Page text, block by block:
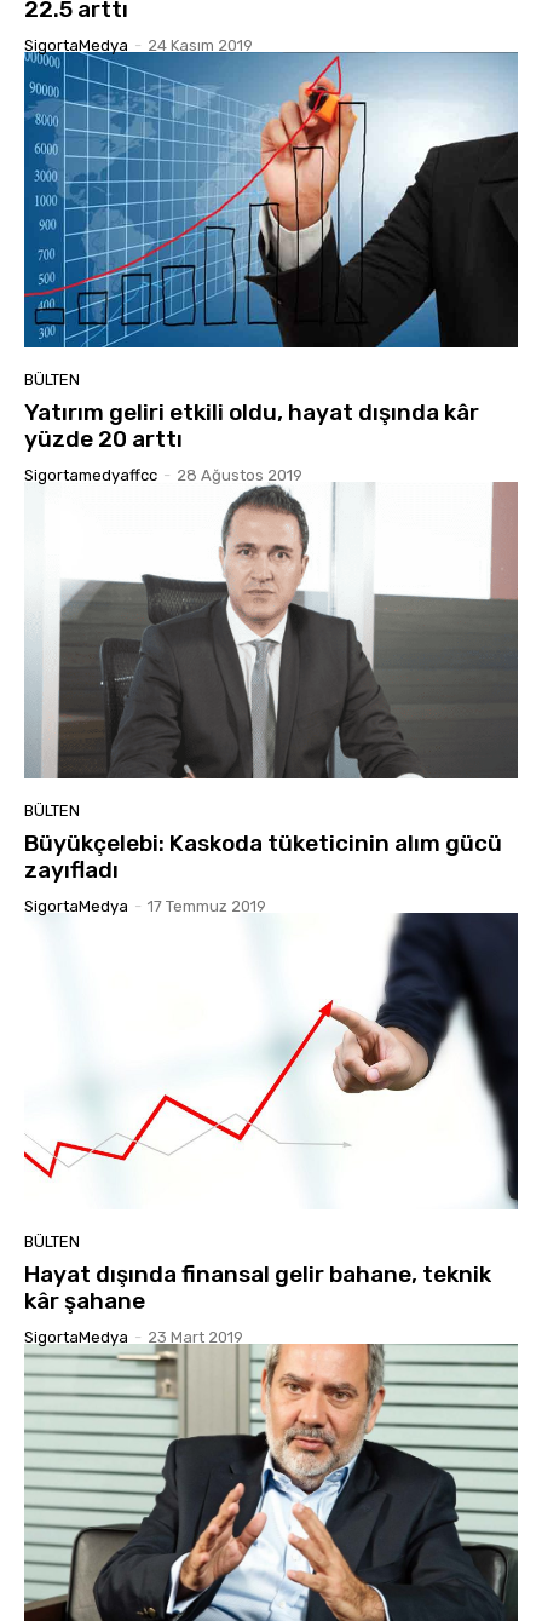
22.5 arttı
SigortaMedya - 24 Kasım 2019
BÜLTEN
Yatırım geliri etkili oldu, hayat dışında kâr
yüzde 20 arttı
Sigortamedyaffcc - 28 Ağustos 2019
BÜLTEN
Büyükçelebi: Kaskoda tüketicinin alım gücü
zayıfladı
SigortaMedya - 17 Temmuz 2019
BÜLTEN
Hayat dışında finansal gelir bahane, teknik
kâr şahane
SigortaMedya - 23 Mart 2019